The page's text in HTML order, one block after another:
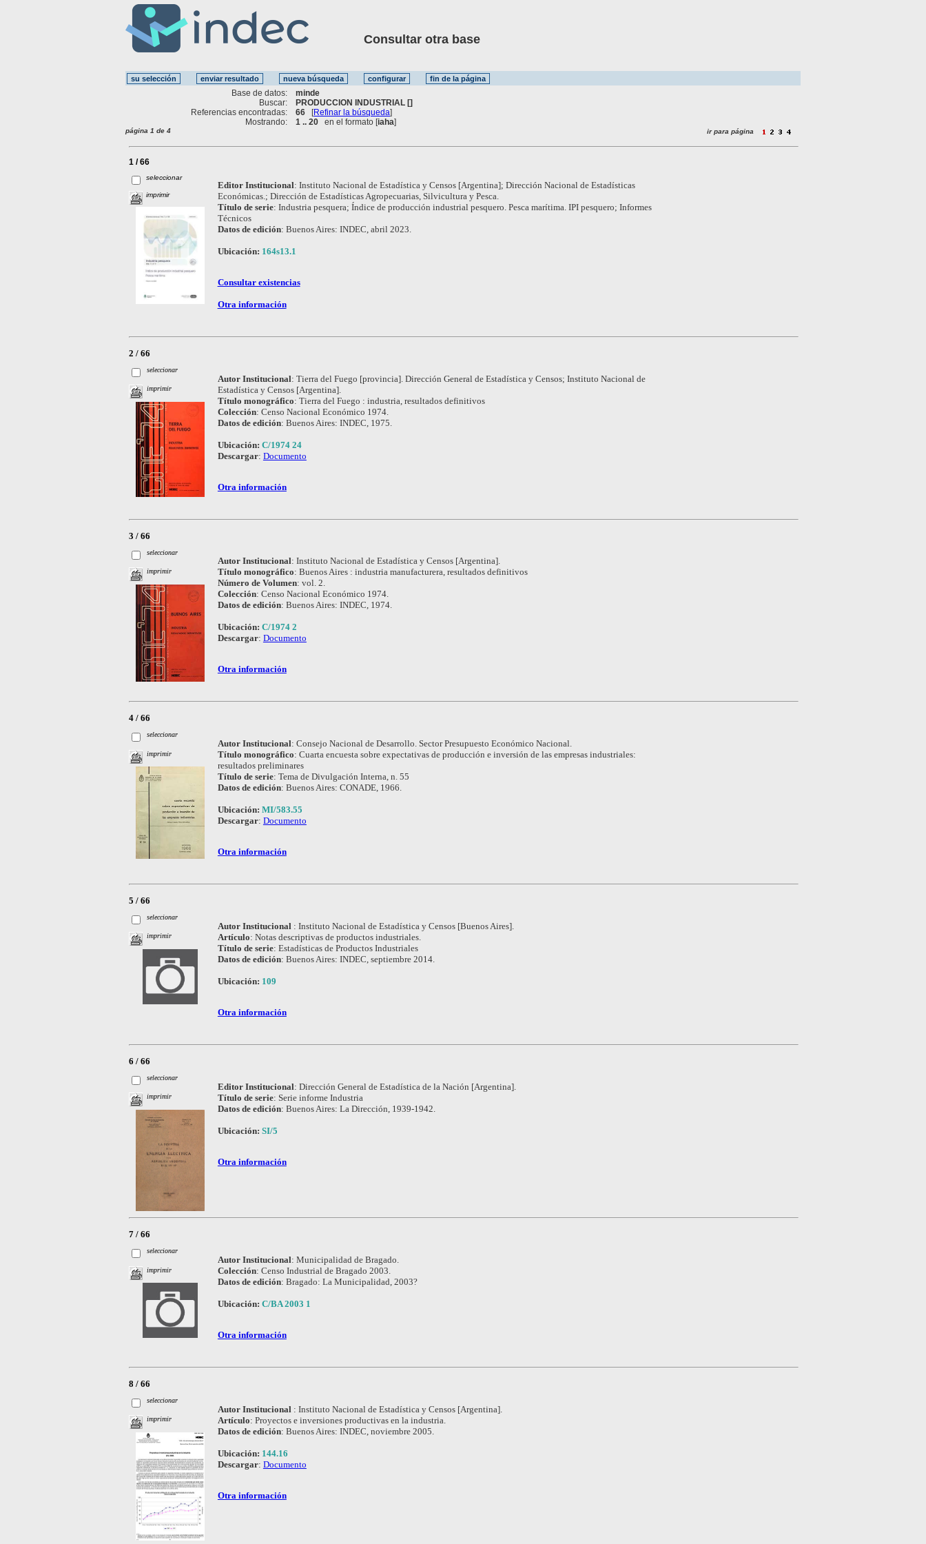
Consultar otra base
Base de datos:
minde
Buscar:
PRODUCCION INDUSTRIAL []
Referencias encontradas:
66 [Refinar la búsqueda]
Mostrando:
1 .. 20 en el formato [iaha]
página 1 de 4 ir para página
1 / 66
seleccionar
imprimir
Editor Institucional: Instituto Nacional de Estadística y Censos [Argentina]; Dirección Nacional de Estadísticas
Económicas.; Dirección de Estadísticas Agropecuarias, Silvicultura y Pesca.
Título de serie: Industria pesquera; Índice de producción industrial pesquero. Pesca marítima. IPI pesquero; Informes
Técnicos
Datos de edición: Buenos Aires: INDEC, abril 2023.
Ubicación: 164s13.1
Consultar existencias
Otra información
2 / 66
seleccionar
imprimir
Autor Institucional: Tierra del Fuego [provincia]. Dirección General de Estadística y Censos; Instituto Nacional de
Estadística y Censos [Argentina].
Título monográfico: Tierra del Fuego : industria, resultados definitivos
Colección: Censo Nacional Económico 1974.
Datos de edición: Buenos Aires: INDEC, 1975.
Ubicación: C/1974 24
Descargar: Documento
Otra información
3 / 66
seleccionar
imprimir
Autor Institucional: Instituto Nacional de Estadística y Censos [Argentina].
Título monográfico: Buenos Aires : industria manufacturera, resultados definitivos
Número de Volumen: vol. 2.
Colección: Censo Nacional Económico 1974.
Datos de edición: Buenos Aires: INDEC, 1974.
Ubicación: C/1974 2
Descargar: Documento
Otra información
4 / 66
seleccionar
imprimir
Autor Institucional: Consejo Nacional de Desarrollo. Sector Presupuesto Económico Nacional.
Título monográfico: Cuarta encuesta sobre expectativas de producción e inversión de las empresas industriales:
resultados preliminares
Título de serie: Tema de Divulgación Interna, n. 55
Datos de edición: Buenos Aires: CONADE, 1966.
Ubicación: MI/583.55
Descargar: Documento
Otra información
5 / 66
seleccionar
imprimir
Autor Institucional : Instituto Nacional de Estadística y Censos [Buenos Aires].
Artículo: Notas descriptivas de productos industriales.
Título de serie: Estadísticas de Productos Industriales
Datos de edición: Buenos Aires: INDEC, septiembre 2014.
Ubicación: 109
Otra información
6 / 66
seleccionar
imprimir
Editor Institucional: Dirección General de Estadística de la Nación [Argentina].
Título de serie: Serie informe Industria
Datos de edición: Buenos Aires: La Dirección, 1939-1942.
Ubicación: SI/5
Otra información
7 / 66
seleccionar
imprimir
Autor Institucional: Municipalidad de Bragado.
Colección: Censo Industrial de Bragado 2003.
Datos de edición: Bragado: La Municipalidad, 2003?
Ubicación: C/BA 2003 1
Otra información
8 / 66
seleccionar
imprimir
Autor Institucional : Instituto Nacional de Estadística y Censos [Argentina].
Artículo: Proyectos e inversiones productivas en la industria.
Datos de edición: Buenos Aires: INDEC, noviembre 2005.
Ubicación: 144.16
Descargar: Documento
Otra información